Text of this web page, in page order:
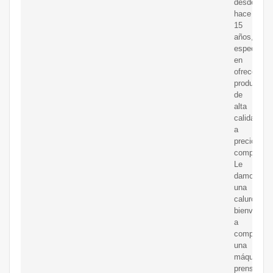
desde
hace
15
años,
en
ofrecer
productos
de
alta
calidad
a
precios
Le
damos
una
calurosa
bienvenida
a
comprar
una
máquina
prensadora